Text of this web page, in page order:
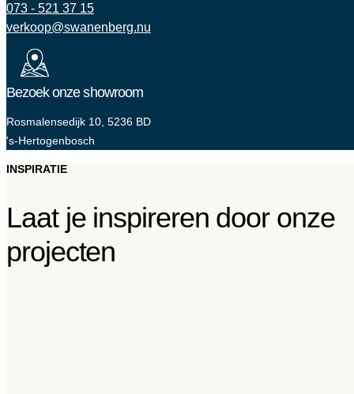
073 - 521 37 15
verkoop@swanenberg.nu
Bezoek onze showroom
Rosmalensedijk 10, 5236 BD
's-Hertogenbosch
INSPIRATIE
Laat je inspireren door onze
projecten